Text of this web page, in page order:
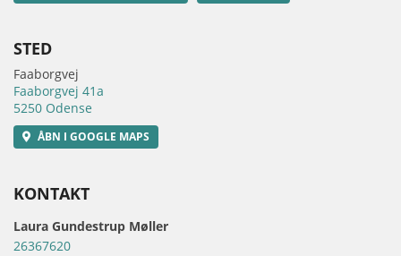
STED
Faaborgvej
Faaborgvej 41a
5250 Odense
ÅBN I GOOGLE MAPS
KONTAKT
Laura Gundestrup Møller
26367620